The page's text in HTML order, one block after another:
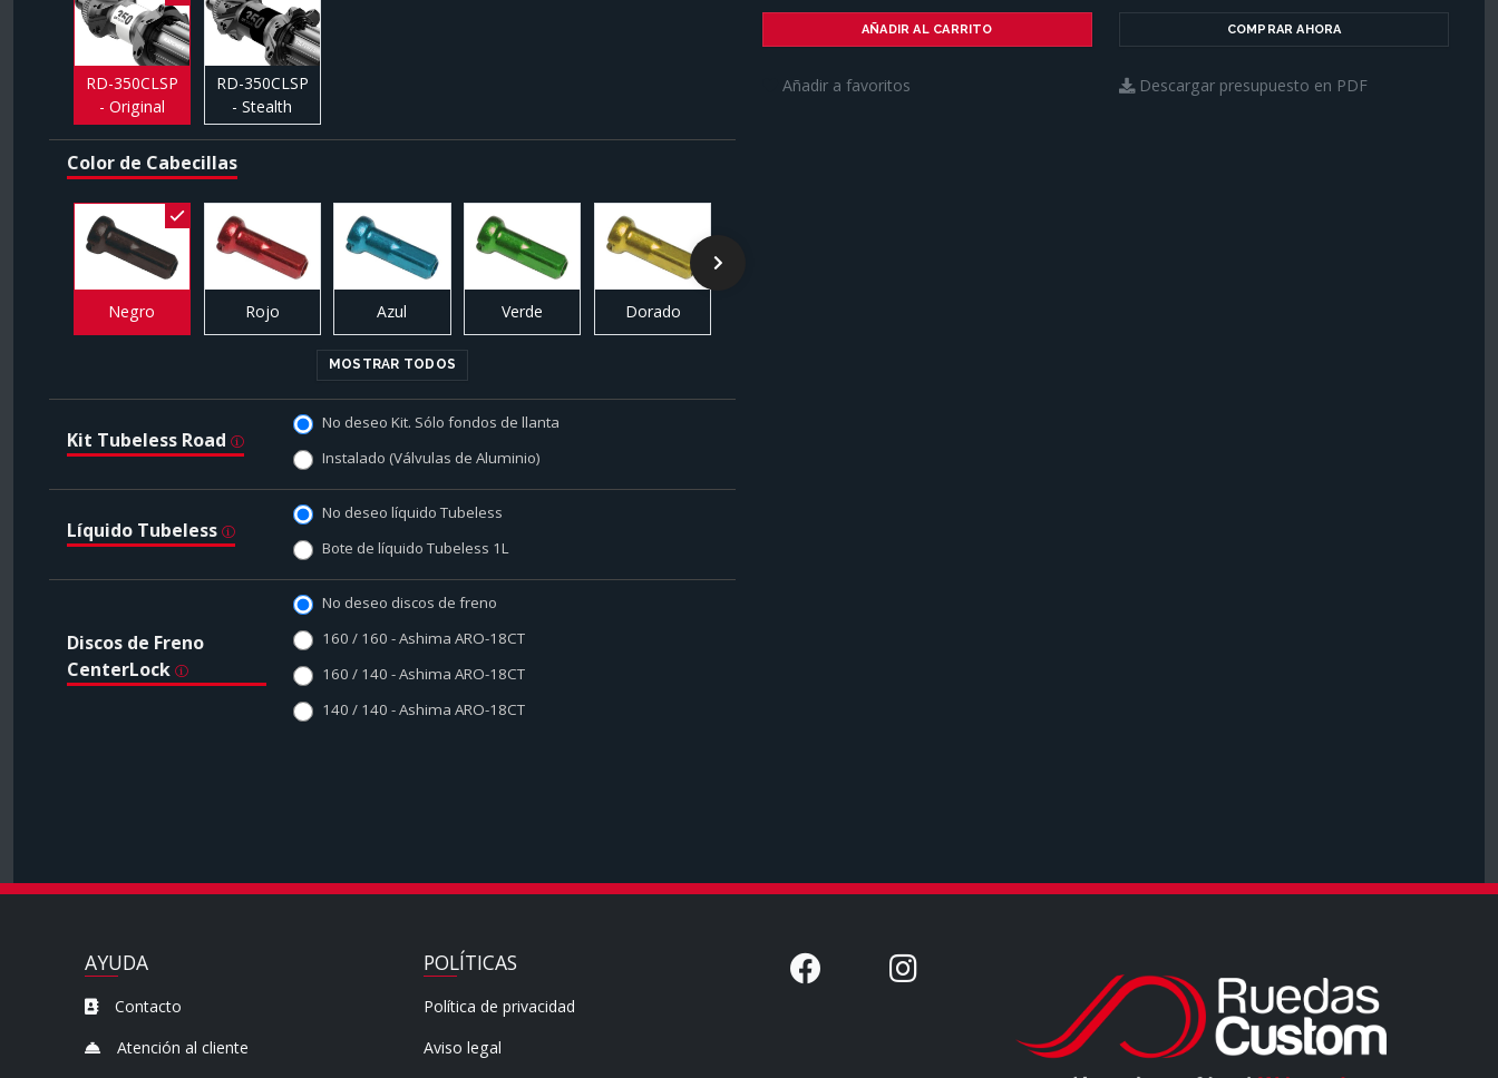
AÑADIR AL CARRITO COMPRAR AHORA
Añadir a favoritos Descargar presupuesto en PDF
RD-350CLSP
- Original
RD-350CLSP
- Stealth
Color de Cabecillas
Negro Rojo Azul Verde Dorado
MOSTRAR TODOS
Kit Tubeless Road
No deseo Kit. Sólo fondos de llanta
Instalado (Válvulas de Aluminio)
Líquido Tubeless
No deseo líquido Tubeless
Bote de líquido Tubeless 1L
Discos de Freno
CenterLock
No deseo discos de freno
160 / 160 - Ashima ARO-18CT
160 / 140 - Ashima ARO-18CT
140 / 140 - Ashima ARO-18CT
AYUDA
Contacto
Atención al cliente
POLÍTICAS
Política de privacidad
Aviso legal